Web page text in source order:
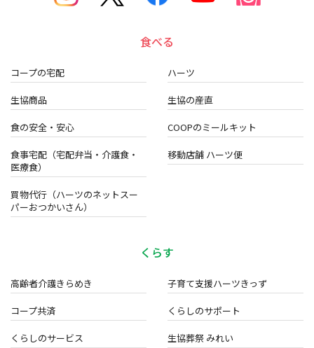
食べる
コープの宅配 ハーツ
生協商品 生協の産直
食の安全・安心 COOPのミールキット
食事宅配（宅配弁当・介護食・
医療食）
移動店舗 ハーツ便
買物代行（ハーツのネットスー
パーおつかいさん）
くらす
高齢者介護きらめき 子育て支援ハーツきっず
コープ共済 くらしのサポート
くらしのサービス 生協葬祭 みれい